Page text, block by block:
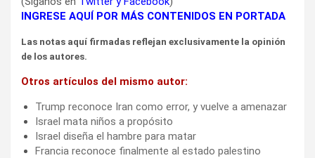
INGRESE AQUÍ POR MÁS CONTENIDOS EN PORTADA
Las notas aquí firmadas reflejan exclusivamente la opinión
de los autores.
Otros artículos del mismo autor:
Trump reconoce Iran como error, y vuelve a amenazar
Israel mata niños a propósito
Israel diseña el hambre para matar
Francia reconoce finalmente al estado palestino